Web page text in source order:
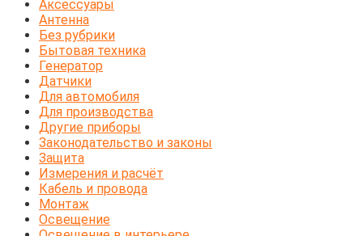
Аксессуары
Антенна
Без рубрики
Бытовая техника
Генератор
Датчики
Для автомобиля
Для производства
Другие приборы
Законодательство и законы
Защита
Измерения и расчёт
Кабель и провода
Монтаж
Освещение